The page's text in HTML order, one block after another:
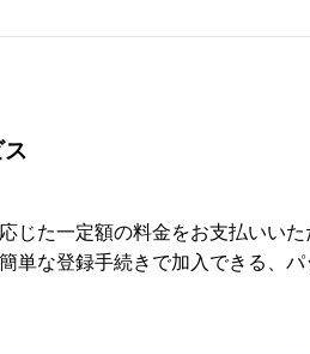
じた一定額の料金をお支払いい
単な登録手続きで加入できる、